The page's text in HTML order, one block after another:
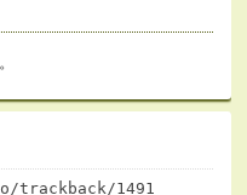
1491